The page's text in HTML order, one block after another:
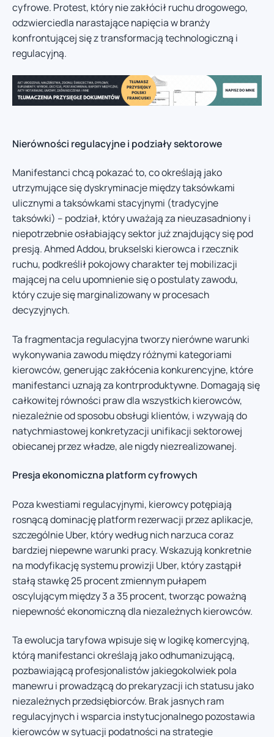
cyfrowe. Protest, który nie zakłócił ruchu drogowego,
odzwierciedla narastające napięcia w branży
konfrontującej się z transformacją technologiczną i
regulacyjną.
Nierówności regulacyjne i podziały sektorowe
Manifestanci chcą pokazać to, co określają jako
utrzymujące się dyskryminacje między taksówkami
ulicznymi a taksówkami stacyjnymi (tradycyjne
taksówki) – podział, który uważają za nieuzasadniony i
niepotrzebnie osłabiający sektor już znajdujący się pod
presją. Ahmed Addou, brukselski kierowca i rzecznik
ruchu, podkreślił pokojowy charakter tej mobilizacji
mającej na celu upomnienie się o postulaty zawodu,
który czuje się marginalizowany w procesach
decyzyjnych.
Ta fragmentacja regulacyjna tworzy nierówne warunki
wykonywania zawodu między różnymi kategoriami
kierowców, generując zakłócenia konkurencyjne, które
manifestanci uznają za kontrproduktywne. Domagają się
całkowitej równości praw dla wszystkich kierowców,
niezależnie od sposobu obsługi klientów, i wzywają do
natychmiastowej konkretyzacji unifikacji sektorowej
obiecanej przez władze, ale nigdy niezrealizowanej.
Presja ekonomiczna platform cyfrowych
Poza kwestiami regulacyjnymi, kierowcy potępiają
rosnącą dominację platform rezerwacji przez aplikacje,
szczególnie Uber, który według nich narzuca coraz
bardziej niepewne warunki pracy. Wskazują konkretnie
na modyfikację systemu prowizji Uber, który zastąpił
stałą stawkę 25 procent zmiennym pułapem
oscylującym między 3 a 35 procent, tworząc poważną
niepewność ekonomiczną dla niezależnych kierowców.
Ta ewolucja taryfowa wpisuje się w logikę komercyjną,
którą manifestanci określają jako odhumanizującą,
pozbawiającą profesjonalistów jakiegokolwiek pola
manewru i prowadzącą do prekaryzacji ich statusu jako
niezależnych przedsiębiorców. Brak jasnych ram
regulacyjnych i wsparcia instytucjonalnego pozostawia
kierowców w sytuacji podatności na strategie